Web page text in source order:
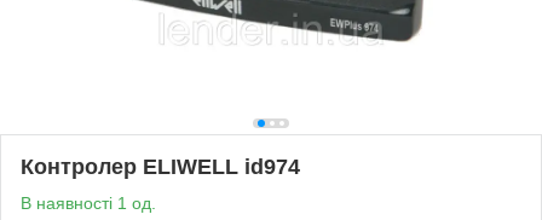
Контролер ELIWELL id974
В наявності 1 од.